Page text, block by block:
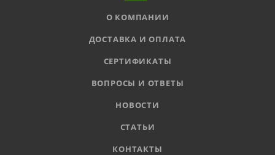
О КОМПАНИИ
ДОСТАВКА И ОПЛАТА
СЕРТИФИКАТЫ
ВОПРОСЫ И ОТВЕТЫ
НОВОСТИ
СТАТЬИ
КОНТАКТЫ